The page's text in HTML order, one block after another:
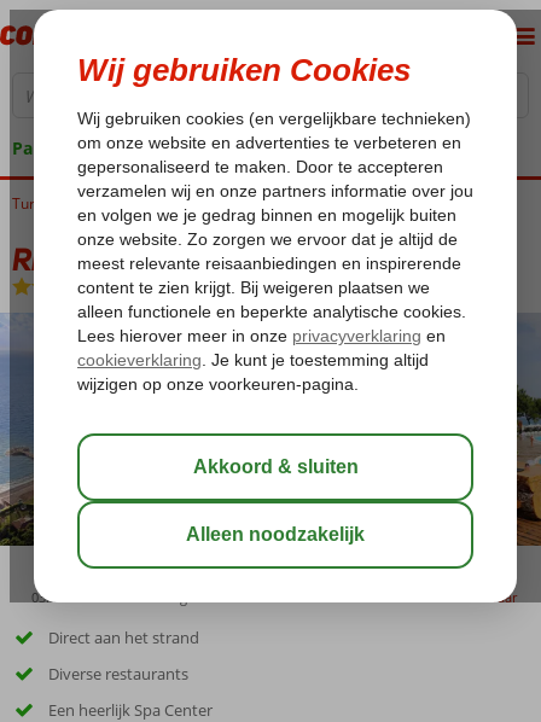
Pakketgarantie
Home
Turkije Turkse Riviera Kemer Beldibi Rixos Beldibi
Rixos Beldibi
All Inclusive-Hotel
03:45 bewaar
Direct aan het strand
Diverse restaurants
Een heerlijk Spa Center